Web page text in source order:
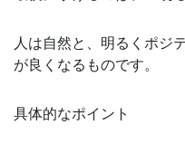
人は自然と、明るくポジ
が良くなるものです。
具体的なポイント